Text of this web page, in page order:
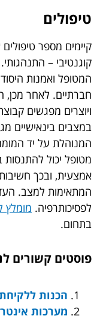
טיפולים
קיימים מספר
קוגנטיבי –
המטופל ואמנות
חברתיים. לאחר מכן,
ויוצרים מפגשים
במצבים בינאישיים
המנוהלת על יד
מטופל יכול להתנסות
אמצעית, ובכך
המתאימות למצב.
לפסיכותרפיה. מומלץ
בתחום.
פוסטים קשורים
הכנות
מערכות